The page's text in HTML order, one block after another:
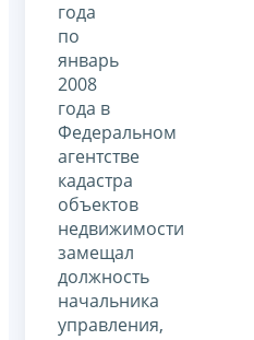
года
по
январь
2008
года в
Федеральном
агентстве
кадастра
объектов
недвижимости
замещал
должность
начальника
управления,